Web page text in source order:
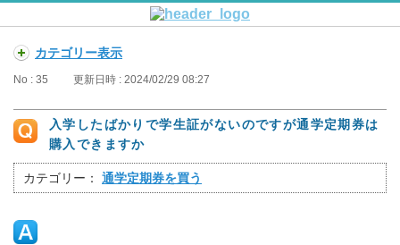
カテゴリー表示
No : 35 更新日時 : 2024/02/29 08:27
入学したばかりで学生証がないのですが通学定期券は
購入できますか
カテゴリー： 通学定期券を買う